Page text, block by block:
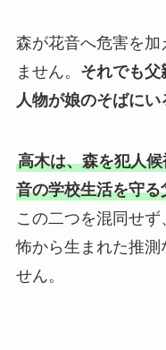
森が花音へ危害を加
ません。 それでも父
人物が娘のそばにい
高木は、森を犯人
音の学校生活を守
この二つを混同せ
怖から生まれた推測
せん。